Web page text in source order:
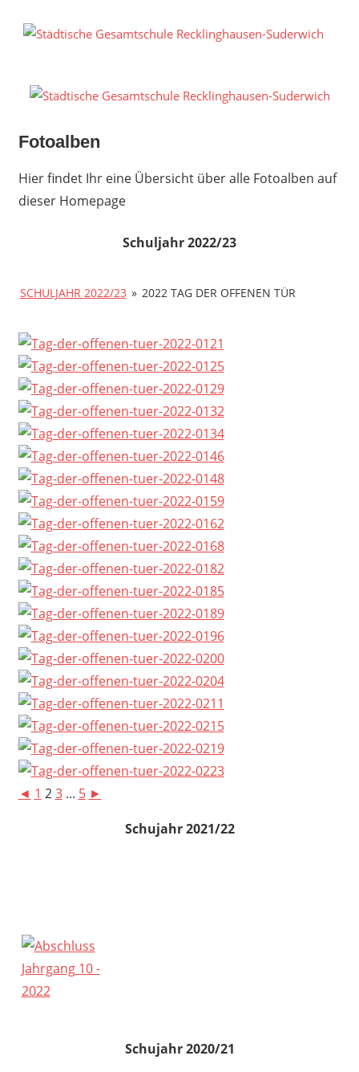
Inhalt
Fotoalben
Hier findet Ihr eine Übersicht über alle Fotoalben auf
dieser Homepage
Schuljahr 2022/23
SCHULJAHR 2022/23 » 2022 TAG DER OFFENEN TÜR
◄ 1 2 3 ... 5 ►
Schujahr 2021/22
Schujahr 2020/21